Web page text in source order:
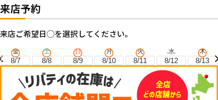
来店予約
来店ご希望日◯を選択してください。
金
8/7
土
8/8
日
8/9
月
8/10
火
8/11
水
8/12
木
8/13